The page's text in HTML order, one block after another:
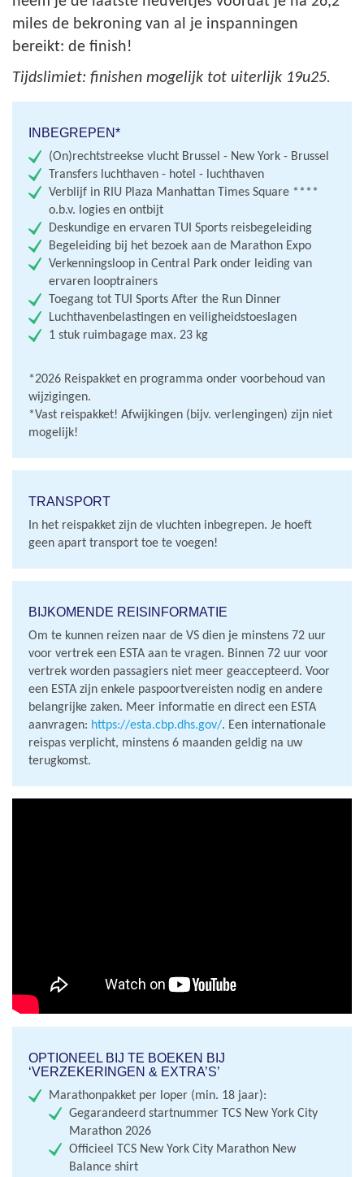
miles de bekroning van al je inspanningen
bereikt: de finish!
Tijdslimiet: finishen mogelijk tot uiterlijk 19u25.
INBEGREPEN*
(On)rechtstreekse vlucht Brussel - New York - Brussel
Transfers luchthaven - hotel - luchthaven
Verblijf in RIU Plaza Manhattan Times Square ****
o.b.v. logies en ontbijt
Deskundige en ervaren TUI Sports reisbegeleiding
Begeleiding bij het bezoek aan de Marathon Expo
Verkenningsloop in Central Park onder leiding van
ervaren looptrainers
Toegang tot TUI Sports After the Run Dinner
Luchthavenbelastingen en veiligheidstoeslagen
1 stuk ruimbagage max. 23 kg
*2026 Reispakket en programma onder voorbehoud van
wijzigingen.
*Vast reispakket! Afwijkingen (bijv. verlengingen) zijn niet
mogelijk!
TRANSPORT
In het reispakket zijn de vluchten inbegrepen. Je hoeft
geen apart transport toe te voegen!
BIJKOMENDE REISINFORMATIE
Om te kunnen reizen naar de VS dien je minstens 72 uur
voor vertrek een ESTA aan te vragen. Binnen 72 uur voor
vertrek worden passagiers niet meer geaccepteerd. Voor
een ESTA zijn enkele paspoortvereisten nodig en andere
belangrijke zaken. Meer informatie en direct een ESTA
aanvragen: https://esta.cbp.dhs.gov/. Een internationale
reispas verplicht, minstens 6 maanden geldig na uw
terugkomst.
OPTIONEEL BIJ TE BOEKEN BIJ
‘VERZEKERINGEN & EXTRA’S’
Marathonpakket per loper (min. 18 jaar):
Gegarandeerd startnummer TCS New York City
Marathon 2026
Officieel TCS New York City Marathon New
Balance shirt